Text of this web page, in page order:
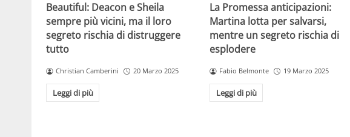
Beautiful: Deacon e Sheila
sempre più vicini, ma il loro
segreto rischia di distruggere
tutto
Christian Camberini 20 Marzo 2025
Leggi di più
La Promessa anticipazioni:
Martina lotta per salvarsi,
mentre un segreto rischia di
esplodere
Fabio Belmonte 19 Marzo 2025
Leggi di più